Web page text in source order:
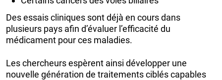
Des essais cliniques sont déjà en cours dans
plusieurs pays afin d’évaluer l’efficacité du
médicament pour ces maladies.
Les chercheurs espèrent ainsi développer une
nouvelle génération de traitements ciblés capables